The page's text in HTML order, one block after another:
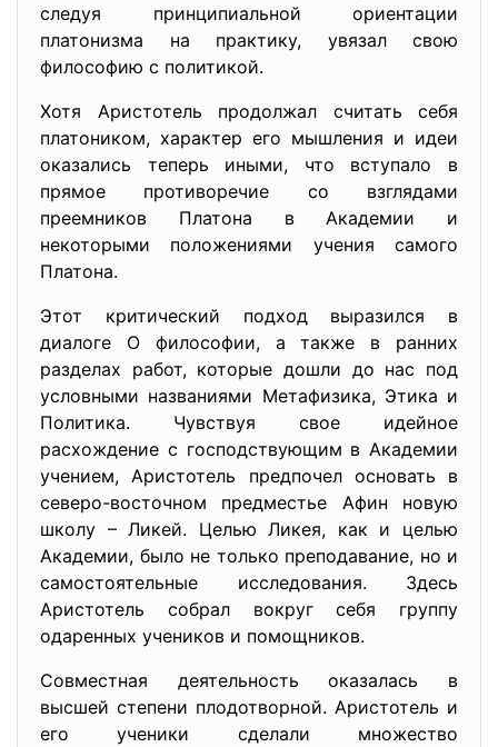
следуя принципиальной ориентации
платонизма на практику, увязал свою
философию с политикой.
Хотя Аристотель продолжал считать себя
платоником, характер его мышления и идеи
оказались теперь иными, что вступало в
прямое противоречие со взглядами
преемников Платона в Академии и
некоторыми положениями учения самого
Платона.
Этот критический подход выразился в
диалоге О философии, а также в ранних
разделах работ, которые дошли до нас под
условными названиями Метафизика, Этика и
Политика. Чувствуя свое идейное
расхождение с господствующим в Академии
учением, Аристотель предпочел основать в
северо-восточном предместье Афин новую
школу – Ликей. Целью Ликея, как и целью
Академии, было не только преподавание, но и
самостоятельные исследования. Здесь
Аристотель собрал вокруг себя группу
одаренных учеников и помощников.
Совместная деятельность оказалась в
высшей степени плодотворной. Аристотель и
его ученики сделали множество